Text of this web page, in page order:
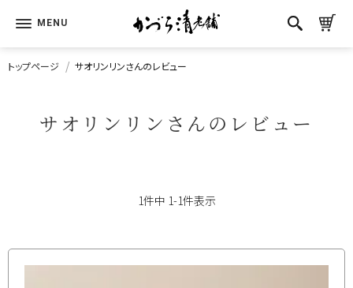
トップページ サオリンリンさんのレビュー
サオリンリンさんのレビュー
1件中 1-1件表示